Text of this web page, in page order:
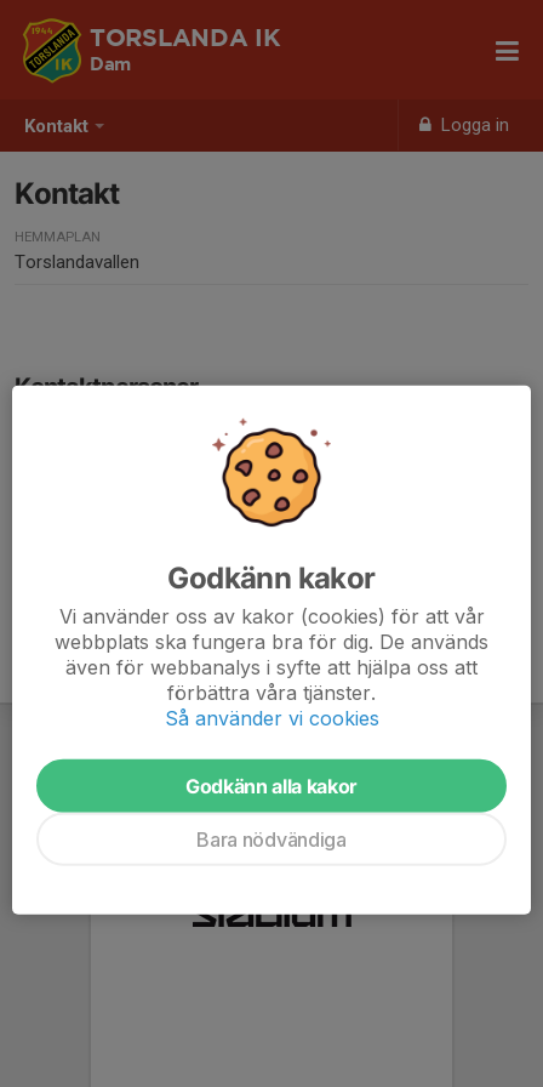
Kontakt Logga in
TORSLANDA IK
Dam
Kontakt
HEMMAPLAN
Torslandavallen
Kontaktpersoner
linda.geijer@torslandaik.com
Godkänn kakor
Vi använder oss av kakor (cookies) för att vår
webbplats ska fungera bra för dig. De används
även för webbanalys i syfte att hjälpa oss att
förbättra våra tjänster.
Så använder vi cookies
Godkänn alla kakor
Bara nödvändiga